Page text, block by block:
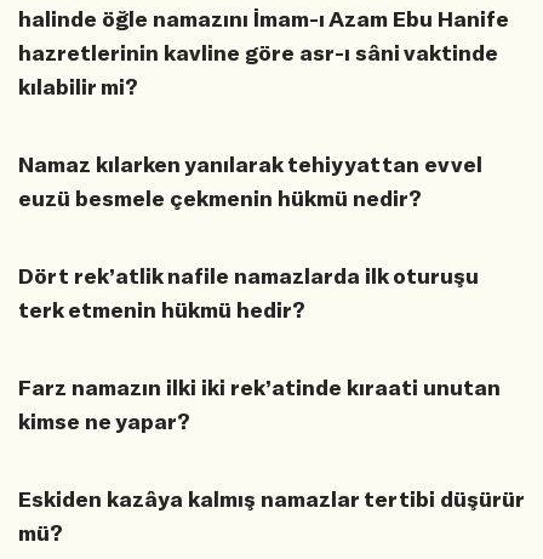
halinde öğle namazını İmam-ı Azam Ebu Hanife
hazretlerinin kavline göre asr-ı sâni vaktinde
kılabilir mi?
Namaz kılarken yanılarak tehiyyattan evvel
euzü besmele çekmenin hükmü nedir?
Dört rek’atlik nafile namazlarda ilk oturuşu
terk etmenin hükmü hedir?
Farz namazın ilki iki rek’atinde kıraati unutan
kimse ne yapar?
Eskiden kazâya kalmış namazlar tertibi düşürür
mü?